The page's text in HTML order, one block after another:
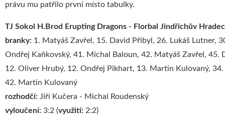
právu mu patřilo první místo tabulky.
TJ Sokol H.Brod Erupting Dragons - Florbal Jindřichův
branky: 1. Matyáš Zavřel, 15. David Přibyl, 26. Lukáš Lutner,
Ondřej Kaňkovský, 41. Michal Baloun, 42. Matyáš Zavřel, 45.
12. Oliver Hrubý, 12. Ondřej Pikhart, 13. Martin Kulovaný,
42. Martin Kulovaný
rozhodčí: Jiří Kučera - Michal Roudenský
vyloučení: 3:2 (využití: 2:2)